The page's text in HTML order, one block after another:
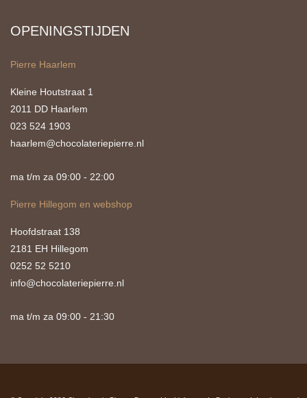
OPENINGSTIJDEN
Pierre Haarlem
Kleine Houtstraat 1
2011 DD Haarlem
023 524 1903
haarlem@chocolateriepierre.nl
ma t/m za 09:00 - 22:00
Pierre Hillegom en webshop
Hoofdstraat 138
2181 EH Hillegom
0252 52 5210
info@chocolateriepierre.nl
ma t/m za 09:00 - 21:30